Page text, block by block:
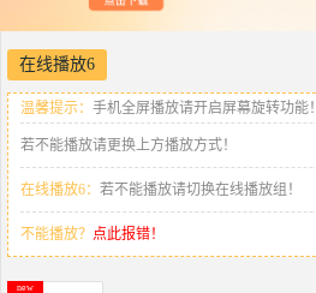
在线播放6
温馨提示： 手机全屏播放请开启屏幕旋转功能！
若不能播放请更换上方播放方式！
在线播放6： 若不能播放请切换在线播放组！
不能播放？ 点此报错！